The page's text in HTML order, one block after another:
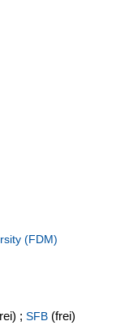
(FDM)
; SFB (frei)